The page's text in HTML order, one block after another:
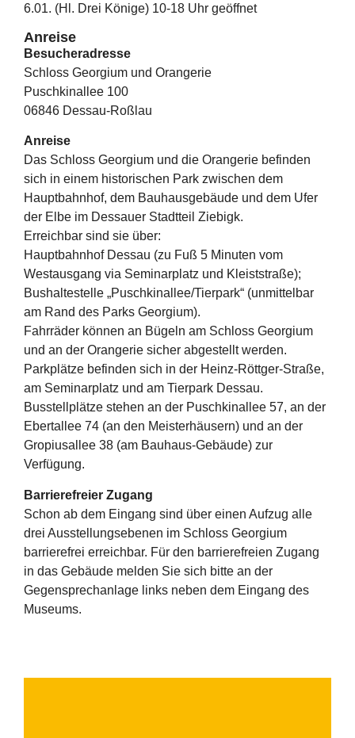
6.01. (Hl. Drei Könige) 10-18 Uhr geöffnet
Anreise
Besucheradresse
Schloss Georgium und Orangerie
Puschkinallee 100
06846 Dessau-Roßlau
Anreise
Das Schloss Georgium und die Orangerie befinden
sich in einem historischen Park zwischen dem
Hauptbahnhof, dem Bauhausgebäude und dem Ufer
der Elbe im Dessauer Stadtteil Ziebigk.
Erreichbar sind sie über:
Hauptbahnhof Dessau (zu Fuß 5 Minuten vom
Westausgang via Seminarplatz und Kleiststraße);
Bushaltestelle „Puschkinallee/Tierpark“ (unmittelbar
am Rand des Parks Georgium).
Fahrräder können an Bügeln am Schloss Georgium
und an der Orangerie sicher abgestellt werden.
Parkplätze befinden sich in der Heinz-Röttger-Straße,
am Seminarplatz und am Tierpark Dessau.
Busstellplätze stehen an der Puschkinallee 57, an der
Ebertallee 74 (an den Meisterhäusern) und an der
Gropiusallee 38 (am Bauhaus-Gebäude) zur
Verfügung.
Barrierefreier Zugang
Schon ab dem Eingang sind über einen Aufzug alle
drei Ausstellungsebenen im Schloss Georgium
barrierefrei erreichbar. Für den barrierefreien Zugang
in das Gebäude melden Sie sich bitte an der
Gegensprechanlage links neben dem Eingang des
Museums.